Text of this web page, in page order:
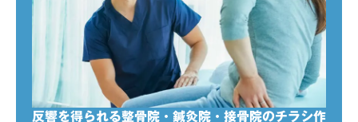
反響を得られる整骨院・鍼灸院・接骨院のチラシ作